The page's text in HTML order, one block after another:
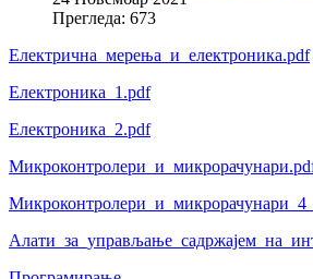
Прегледа: 673
Електрична_мерења_и_електроника.pdf
Електроника_1.pdf
Електроника_2.pdf